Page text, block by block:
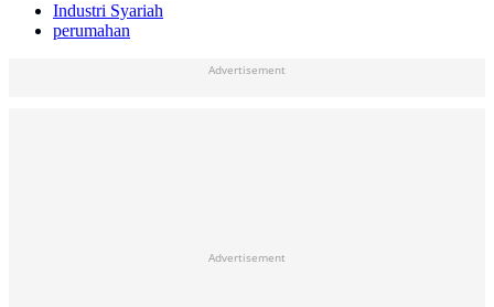
Industri Syariah
perumahan
Advertisement
Advertisement